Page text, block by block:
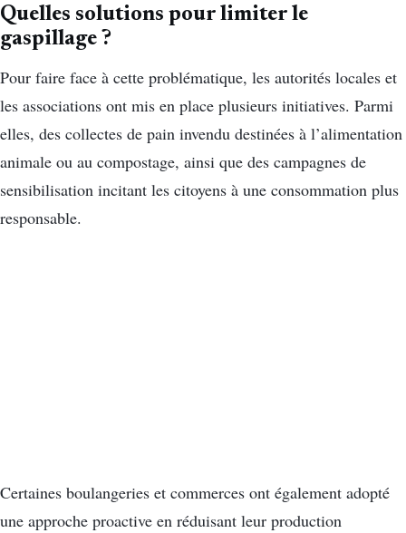
Quelles solutions pour limiter le
gaspillage ?
Pour faire face à cette problématique, les autorités locales et
les associations ont mis en place plusieurs initiatives. Parmi
elles, des collectes de pain invendu destinées à l’alimentation
animale ou au compostage, ainsi que des campagnes de
sensibilisation incitant les citoyens à une consommation plus
responsable.
Certaines boulangeries et commerces ont également adopté
une approche proactive en réduisant leur production